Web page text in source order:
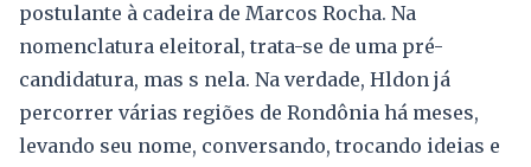
postulante à cadeira de Marcos Rocha. Na
nomenclatura eleitoral, trata-se de uma pré-
candidatura, mas s nela. Na verdade, Hldon já
percorrer várias regiões de Rondônia há meses,
levando seu nome, conversando, trocando ideias e